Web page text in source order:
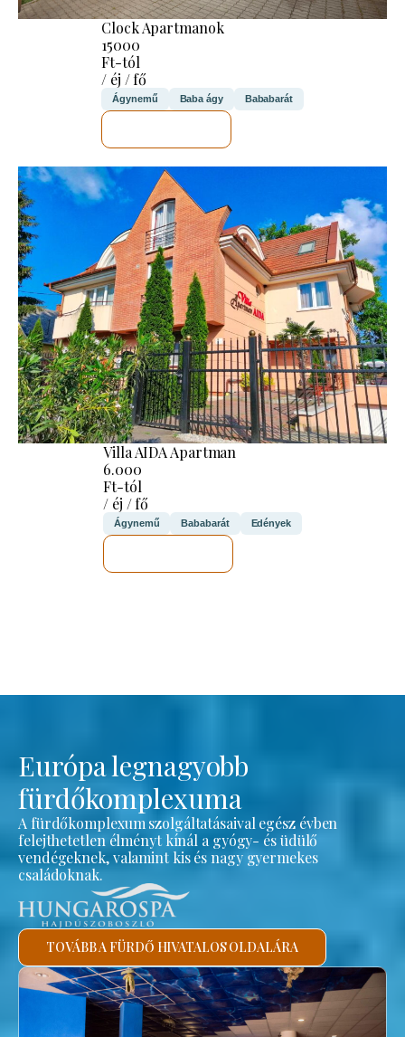
Clock Apartmanok
15000
Ft-tól
/ éj / fő
Ágynemű Baba ágy Bababarát
Villa AIDA Apartman
6.000
Ft-tól
/ éj / fő
Ágynemű Bababarát Edények
Európa legnagyobb
fürdőkomplexuma
A fürdőkomplexum szolgáltatásaival egész évben
felejthetetlen élményt kínál a gyógy- és üdülő
vendégeknek, valamint kis és nagy gyermekes
családoknak.
TOVÁBB A FÜRDŐ HIVATALOS OLDALÁRA